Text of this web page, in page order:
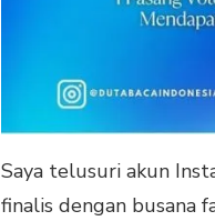
Saya telusuri akun
finalis dengan busana